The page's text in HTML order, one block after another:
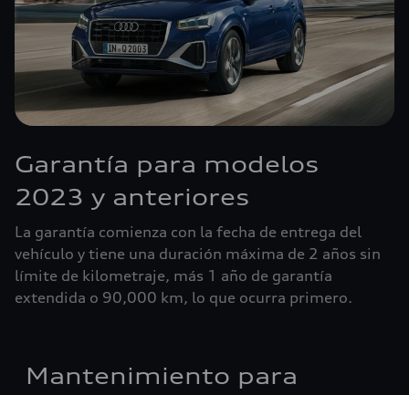
Garantía para modelos
2023 y anteriores
La garantía comienza con la fecha de entrega del
vehículo y tiene una duración máxima de 2 años sin
límite de kilometraje, más 1 año de garantía
extendida o 90,000 km, lo que ocurra primero.
Mantenimiento para